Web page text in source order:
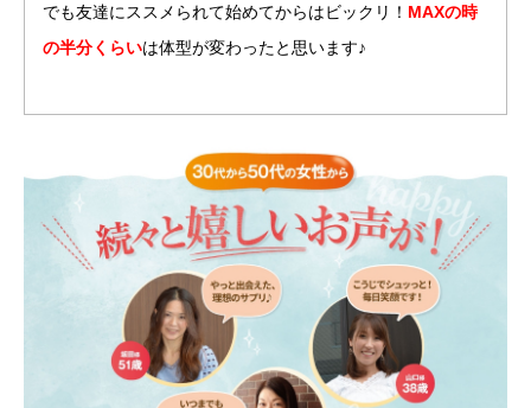
でも友達にススメられて始めてからはビックリ！ MAXの時
の半分くらいは体型が変わったと思います♪